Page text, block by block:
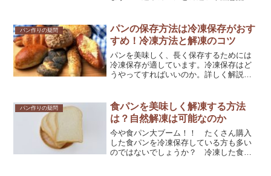
パン作りの疑問
パンの保存方法は冷凍保存がおす
すめ！冷凍方法と解凍のコツ
パンを美味しく、長く保存するためには
冷凍保存が適しています。冷凍保存はど
うやってすればいいのか。詳しく解説し
パン作りの疑問
食パンを美味しく解凍する方法
は？自然解凍は可能なのか
今や食パン大ブーム！！ たくさん購入
した食パンを冷凍保存している方も多い
のではないでしょうか？ 冷凍した食パ